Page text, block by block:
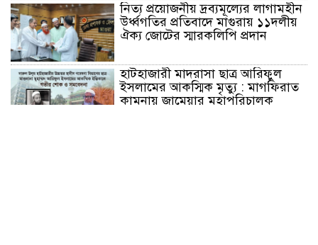
নিত্য প্রয়োজনীয় দ্রব্যমূল্যের লাগামহীন
উর্ধ্বগতির প্রতিবাদে মাগুরায় ১১দলীয়
ঐক্য জোটের স্মারকলিপি প্রদান
হাটহাজারী মাদরাসা ছাত্র আরিফুল
ইসলামের আকস্মিক মৃত্যু : মাগফিরাত
কামনায় জামেয়ার মহাপরিচালক